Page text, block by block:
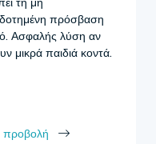
πρόσβαση
Ασφαλής λύση αν
μικρά παιδιά κοντά.
προβολή